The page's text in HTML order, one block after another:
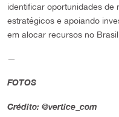
identificar oportunidades de
estratégicos e apoiando
em alocar recursos no
—
FOTOS
Crédito: @vertice_com